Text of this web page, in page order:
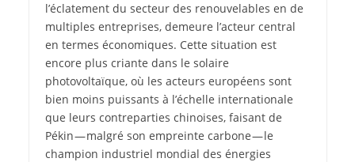
l’éclatement du secteur des renouvelables en de
multiples entreprises, demeure l’acteur central
en termes économiques. Cette situation est
encore plus criante dans le solaire
photovoltaïque, où les acteurs européens sont
bien moins puissants à l’échelle internationale
que leurs contreparties chinoises, faisant de
Pékin — malgré son empreinte carbone — le
champion industriel mondial des énergies